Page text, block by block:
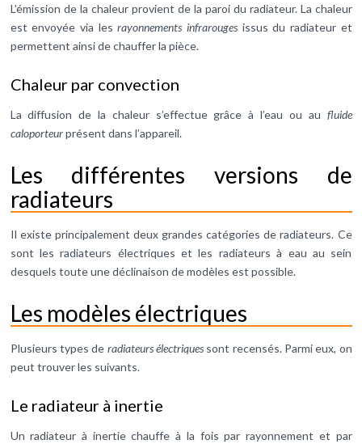
L’émission de la chaleur provient de la paroi du radiateur. La chaleur
est envoyée via lesrayonnements infrarougesissus du radiateur et
permettent ainsi de chauffer la pièce.
Chaleur par convection
La diffusion de la chaleur s’effectue grâce à l’eau ou au fluide
caloporteurprésent dans l’appareil.
Les différentes versions de
radiateurs
Il existe principalement deux grandes catégories de radiateurs. Ce
sont les radiateurs électriques et les radiateurs à eau au sein
desquels toute une déclinaison de modèles est possible.
Les modèles électriques
Plusieurs types de radiateurs électriquessont recensés. Parmi eux, on
peut trouver les suivants.
Le radiateur à inertie
Un radiateur à inertie chauffe à la fois par rayonnement et par